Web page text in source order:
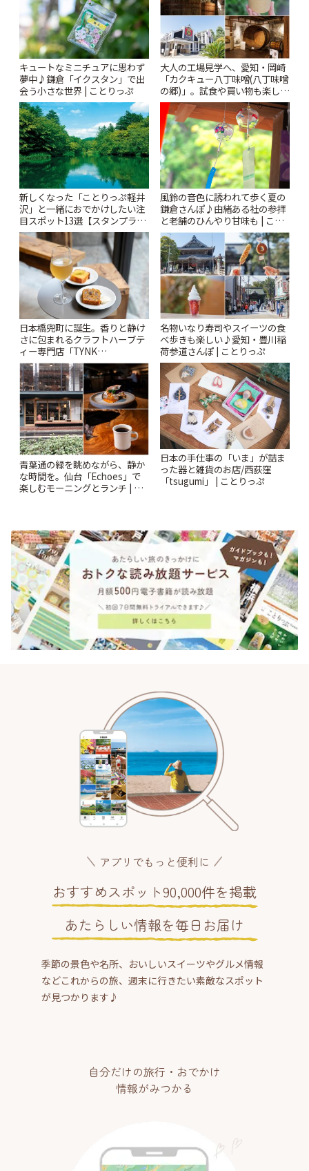
キュートなミニチュアに思わず
夢中♪鎌倉「イクスタン」で出
会う小さな世界 | ことりっぷ
大人の工場見学へ、愛知・岡崎
「カクキュー八丁味噌(八丁味噌
の郷)」。試食や買い物も楽しみ
♪ | ことりっぷ
新しくなった「ことりっぷ軽井
沢」と一緒におでかけしたい注
目スポット13選【スタンプラリ
ー開催中】 | ことりっぷ
風鈴の音色に誘われて歩く夏の
鎌倉さんぽ♪由緒ある社の参拝
と老舗のひんやり甘味も | こと
りっぷ
日本橋兜町に誕生。香りと静け
さに包まれるクラフトハーブテ
ィー専門店「TYNK
Kabutocho」 | ことりっぷ
名物いなり寿司やスイーツの食
べ歩きも楽しい♪愛知・豊川稲
荷参道さんぽ | ことりっぷ
青葉通の緑を眺めながら、静か
な時間を。仙台「Echoes」で
楽しむモーニングとランチ | こ
日本の手仕事の「いま」が詰ま
った器と雑貨のお店/西荻窪
「tsugumi」 | ことりっぷ
アプリでもっと便利に
おすすめスポット90,000件を掲載
あたらしい情報を毎日お届け
季節の景色や名所、おいしいスイーツやグルメ情報
などこれからの旅、週末に行きたい素敵なスポット
が見つかります♪
自分だけの旅行・おでかけ
情報がみつかる